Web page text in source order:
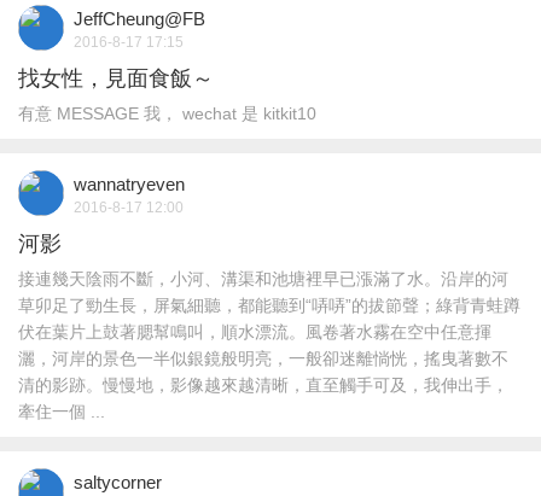
JeffCheung@FB
2016-8-17 17:15
找女性，見面食飯～
有意 MESSAGE 我， wechat 是 kitkit10
wannatryeven
2016-8-17 12:00
河影
接連幾天陰雨不斷，小河、溝渠和池塘裡早已漲滿了水。沿岸的河
草卯足了勁生長，屏氣細聽，都能聽到“哢哢”的拔節聲；綠背青蛙蹲
伏在葉片上鼓著腮幫鳴叫，順水漂流。風卷著水霧在空中任意揮
灑，河岸的景色一半似銀鏡般明亮，一般卻迷離惝恍，搖曳著數不
清的影跡。慢慢地，影像越來越清晰，直至觸手可及，我伸出手，
牽住一個 ...
saltycorner